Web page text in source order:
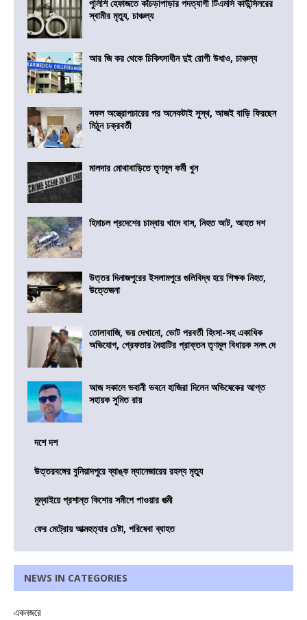
পুলিশি হেফাজতে কাঁচড়াপাড়ার পদত্যাগী টিএমসি কাউন্সিলরের
স্বামীর মৃত্যু, চাঞ্চল্য
আর জি কর থেকে চিকিৎসাধীন দুই রোগী উধাও, চাঞ্চল্য
সফল অস্ত্রোপচারের পর অনেকটাই সুস্থ, আজই বাড়ি ফিরছেন
মিঠুন চক্রবর্তী
মালদার মোথাবাড়িতে তৃণমূল কর্মী খুন
হিমাচল প্রদেশের চাম্বায় খাদে বাস, নিহত আট, আহত দশ
উত্তর দিনাজপুরের ইসলামপুরে গুলিবিদ্ধ হয়ে শিক্ষক নিহত,
উত্তেজনা
তোলাবাজি, ভয় দেখানো, ভোট পরবর্তী হিংসা-সহ একাধিক
অভিযোগ, গ্রেফতার নৈহাটির প্রাক্তন তৃণমূল বিধায়ক সনৎ দে
আজ সকালে ভবানী ভবনে হাজিরা দিলেন অভিষেকের আপ্ত
সহায়ক সুমিত রায়
দশে দশ
উত্তরবঙ্গের বুনিয়াদপুরে ব্যাঙ্ক ম্যানেজারের রহস্য মৃত্যু
মুম্বাইয়ে প্রশান্ত কিশোর সমীপে পাওয়ার পত্মী
ফের মেট্রোয় আত্মহত্যার চেষ্টা, পরিষেবা ব্যাহত
NEWS IN CATEGORIES
একনজরে